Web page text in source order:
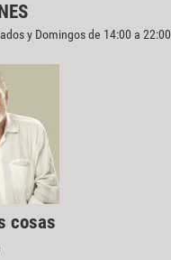
y Domingos de 14:00 a 22:00
cosas